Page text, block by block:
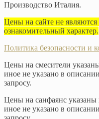
Производство Италия.
Цены на сайте не
ознакомительный характер.
Политика безопасности и
Цены на смесители
иное не указано в
запросу.
Цены на санфаянс указаны
иное не указано в